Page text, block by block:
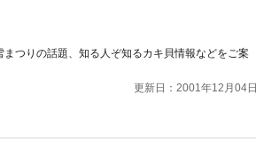
つりの話題、知る人ぞ知るカキ貝情報などをご案
更新日：2001年12月04日